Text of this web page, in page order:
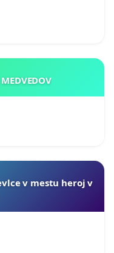
v mestu heroj v